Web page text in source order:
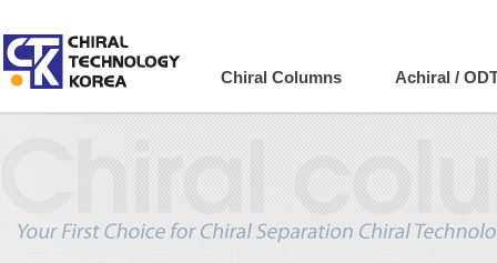
Company Chiral Columns Achiral /